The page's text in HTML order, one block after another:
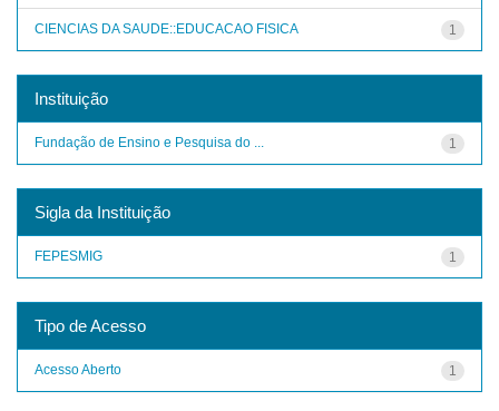
1
CIENCIAS DA SAUDE::EDUCACAO FISICA
Instituição
1
Fundação de Ensino e Pesquisa do ...
Sigla da Instituição
1
FEPESMIG
Tipo de Acesso
1
Acesso Aberto